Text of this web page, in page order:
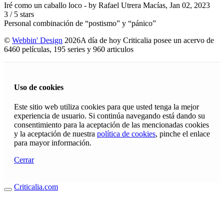
Iré como un caballo loco - by Rafael Utrera Macías, Jan 02, 2023
3 / 5 stars
Personal combinación de “postismo” y “pánico”
© Webbin' Design 2026A día de hoy Criticalia posee un acervo de
6460 películas, 195 series y 960 articulos
Uso de cookies
Este sitio web utiliza cookies para que usted tenga la mejor
experiencia de usuario. Si continúa navegando está dando su
consentimiento para la aceptación de las mencionadas cookies
y la aceptación de nuestra política de cookies, pinche el enlace
para mayor información.
Cerrar
Criticalia.com